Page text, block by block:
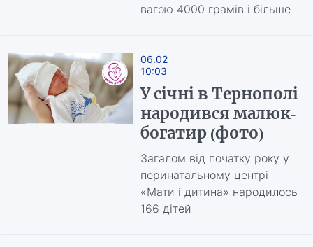
вагою 4000 грамів і більше
06.02
10:03
У січні в Тернополі
народився малюк-
богатир (фото)
Загалом від початку року у
перинатальному центрі
«Мати і дитина» народилось
166 дітей